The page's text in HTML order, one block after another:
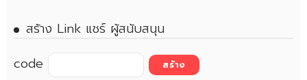
สร้าง Link แชร์ ผู้สนับสนุน
code